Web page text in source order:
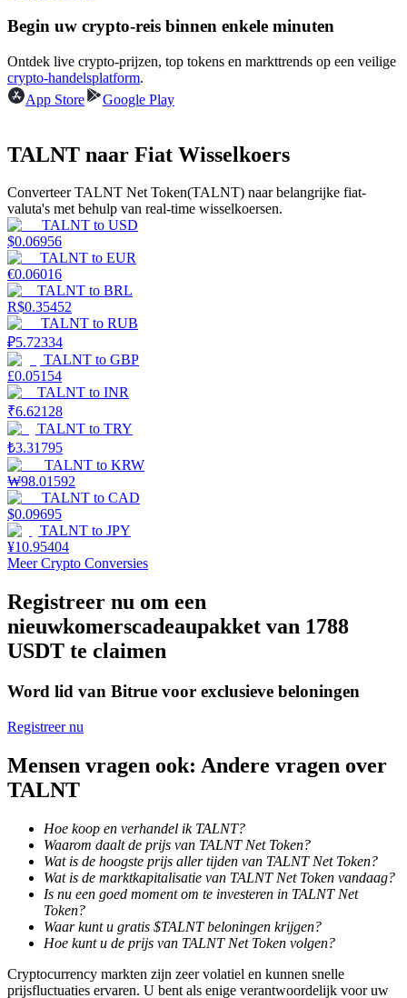
Handelsstrategieën
Leer hoe u winstgevend kunt blijven
Verdienen
Macht varkentje
Verdien dagelijks competitieve beloningen
Uitzetten
Hoog rendement en directe toegang
Launchpool
Flexibel staken om populaire tokens te verdienen.
Begin uw crypto-reis binnen enkele minuten
Ontdek live crypto-prijzen, top tokens en markttrends op een veilige
crypto-handelsplatform.
App Store
Google Play
TALNT naar Fiat Wisselkoers
Converteer TALNT Net Token(TALNT) naar belangrijke fiat-
valuta's met behulp van real-time wisselkoersen.
TALNT to USD
$0.06956
TALNT to EUR
€0.06016
TALNT to BRL
R$0.35452
TALNT to RUB
₽5.72334
TALNT to GBP
£0.05154
TALNT to INR
₹6.62128
TALNT to TRY
₺3.31795
TALNT to KRW
₩98.01592
TALNT to CAD
$0.09695
TALNT to JPY
¥10.95404
Meer Crypto Conversies
Registreer nu om een
nieuwkomerscadeaupakket van 1788
USDT te claimen
Word lid van Bitrue voor exclusieve beloningen
Registreer nu
Mensen vragen ook: Andere vragen over
TALNT
Hoe koop en verhandel ik TALNT?
Waarom daalt de prijs van TALNT Net Token?
Wat is de hoogste prijs aller tijden van TALNT Net Token?
Wat is de marktkapitalisatie van TALNT Net Token vandaag?
Is nu een goed moment om te investeren in TALNT Net
Token?
Waar kunt u gratis $TALNT beloningen krijgen?
Hoe kunt u de prijs van TALNT Net Token volgen?
Cryptocurrency markten zijn zeer volatiel en kunnen snelle
prijsfluctuaties ervaren. U bent als enige verantwoordelijk voor uw